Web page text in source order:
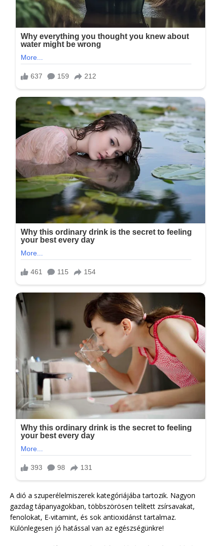
A dió a szuperélelmiszerek kategóriájába tartozik. Nagyon
gazdag tápanyagokban, többszörösen telített zsírsavakat,
fenolokat, E-vitamint, és sok antioxidánst tartalmaz.
Különlegesen jó hatással van az egészségünkre!